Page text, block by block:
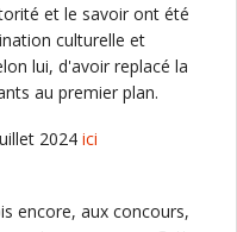
et le savoir ont été
culturelle et
lui, d'avoir replacé la
au premier plan.
2024 ici
encore, aux concours,